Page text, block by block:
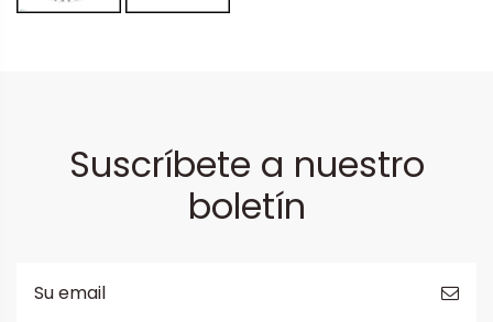
Suscríbete a nuestro
boletín